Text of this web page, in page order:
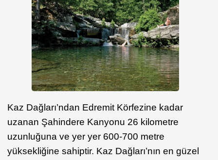
Kaz Dağları’ndan Edremit Körfezine kadar
uzanan Şahindere Kanyonu 26 kilometre
uzunluğuna ve yer yer 600-700 metre
yüksekliğine sahiptir. Kaz Dağları’nın en güzel